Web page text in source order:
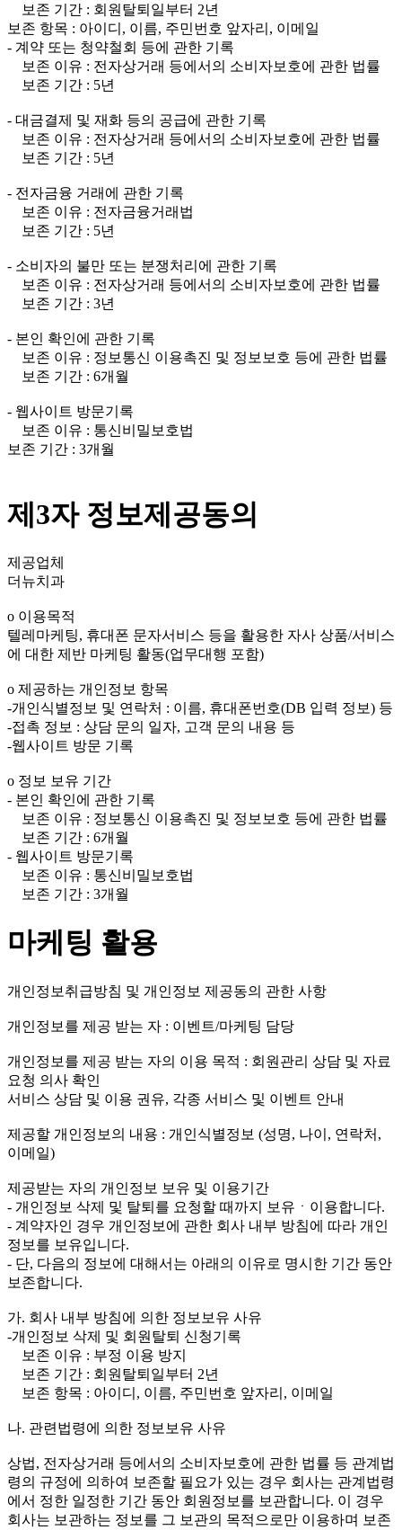
보존 기간 : 회원탈퇴일부터 2년
보존 항목 : 아이디, 이름, 주민번호 앞자리, 이메일
- 계약 또는 청약철회 등에 관한 기록
보존 이유 : 전자상거래 등에서의 소비자보호에 관한 법률
보존 기간 : 5년
- 대금결제 및 재화 등의 공급에 관한 기록
보존 이유 : 전자상거래 등에서의 소비자보호에 관한 법률
보존 기간 : 5년
- 전자금융 거래에 관한 기록
보존 이유 : 전자금융거래법
보존 기간 : 5년
- 소비자의 불만 또는 분쟁처리에 관한 기록
보존 이유 : 전자상거래 등에서의 소비자보호에 관한 법률
보존 기간 : 3년
- 본인 확인에 관한 기록
보존 이유 : 정보통신 이용촉진 및 정보보호 등에 관한 법률
보존 기간 : 6개월
- 웹사이트 방문기록
보존 이유 : 통신비밀보호법
보존 기간 : 3개월
제3자 정보제공동의
제공업체
더뉴치과
ο 이용목적
텔레마케팅, 휴대폰 문자서비스 등을 활용한 자사 상품/서비스
에 대한 제반 마케팅 활동(업무대행 포함)
ο 제공하는 개인정보 항목
-개인식별정보 및 연락처 : 이름, 휴대폰번호(DB 입력 정보) 등
-접촉 정보 : 상담 문의 일자, 고객 문의 내용 등
-웹사이트 방문 기록
ο 정보 보유 기간
- 본인 확인에 관한 기록
보존 이유 : 정보통신 이용촉진 및 정보보호 등에 관한 법률
보존 기간 : 6개월
- 웹사이트 방문기록
보존 이유 : 통신비밀보호법
보존 기간 : 3개월
마케팅 활용
개인정보취급방침 및 개인정보 제공동의 관한 사항
개인정보를 제공 받는 자 : 이벤트/마케팅 담당
개인정보를 제공 받는 자의 이용 목적 : 회원관리 상담 및 자료
요청 의사 확인
서비스 상담 및 이용 권유, 각종 서비스 및 이벤트 안내
제공할 개인정보의 내용 : 개인식별정보 (성명, 나이, 연락처,
이메일)
제공받는 자의 개인정보 보유 및 이용기간
- 개인정보 삭제 및 탈퇴를 요청할 때까지 보유ㆍ이용합니다.
- 계약자인 경우 개인정보에 관한 회사 내부 방침에 따라 개인
정보를 보유입니다.
- 단, 다음의 정보에 대해서는 아래의 이유로 명시한 기간 동안
보존합니다.
가. 회사 내부 방침에 의한 정보보유 사유
-개인정보 삭제 및 회원탈퇴 신청기록
보존 이유 : 부정 이용 방지
보존 기간 : 회원탈퇴일부터 2년
보존 항목 : 아이디, 이름, 주민번호 앞자리, 이메일
나. 관련법령에 의한 정보보유 사유
상법, 전자상거래 등에서의 소비자보호에 관한 법률 등 관계법
령의 규정에 의하여 보존할 필요가 있는 경우 회사는 관계법령
에서 정한 일정한 기간 동안 회원정보를 보관합니다. 이 경우
회사는 보관하는 정보를 그 보관의 목적으로만 이용하며 보존